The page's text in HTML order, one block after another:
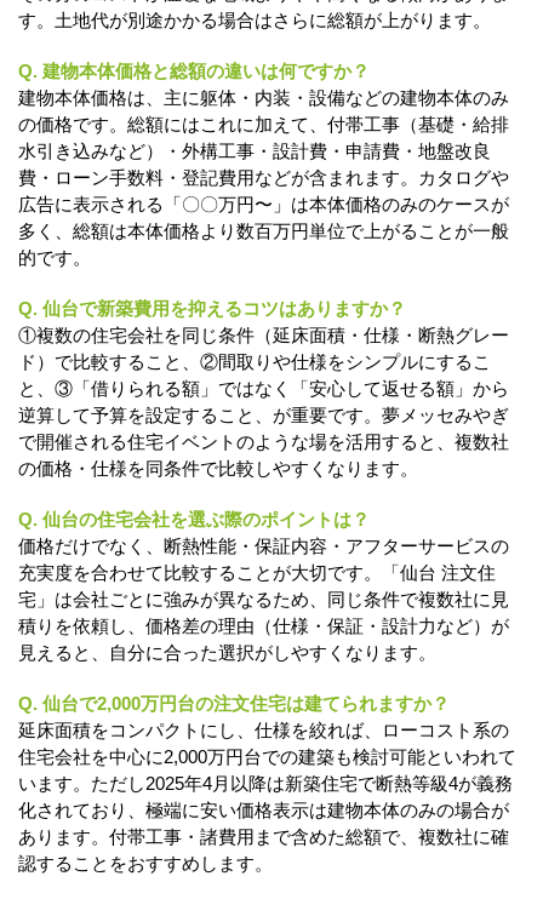
す。土地代が別途かかる場合はさらに総額が上がります。
Q. 建物本体価格と総額の違いは何ですか？
建物本体価格は、主に躯体・内装・設備などの建物本体のみ
の価格です。総額にはこれに加えて、付帯工事（基礎・給排
水引き込みなど）・外構工事・設計費・申請費・地盤改良
費・ローン手数料・登記費用などが含まれます。カタログや
広告に表示される「〇〇万円〜」は本体価格のみのケースが
多く、総額は本体価格より数百万円単位で上がることが一般
的です。
Q. 仙台で新築費用を抑えるコツはありますか？
①複数の住宅会社を同じ条件（延床面積・仕様・断熱グレー
ド）で比較すること、②間取りや仕様をシンプルにするこ
と、③「借りられる額」ではなく「安心して返せる額」から
逆算して予算を設定すること、が重要です。夢メッセみやぎ
で開催される住宅イベントのような場を活用すると、複数社
の価格・仕様を同条件で比較しやすくなります。
Q. 仙台の住宅会社を選ぶ際のポイントは？
価格だけでなく、断熱性能・保証内容・アフターサービスの
充実度を合わせて比較することが大切です。「仙台 注文住
宅」は会社ごとに強みが異なるため、同じ条件で複数社に見
積りを依頼し、価格差の理由（仕様・保証・設計力など）が
見えると、自分に合った選択がしやすくなります。
Q. 仙台で2,000万円台の注文住宅は建てられますか？
延床面積をコンパクトにし、仕様を絞れば、ローコスト系の
住宅会社を中心に2,000万円台での建築も検討可能といわれて
います。ただし2025年4月以降は新築住宅で断熱等級4が義務
化されており、極端に安い価格表示は建物本体のみの場合が
あります。付帯工事・諸費用まで含めた総額で、複数社に確
認することをおすすめします。